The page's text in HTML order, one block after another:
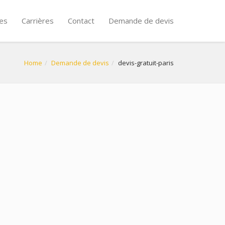
Carrières Contact Demande de devis
Home Demande de devis devis-gratuit-paris